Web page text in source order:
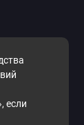
если